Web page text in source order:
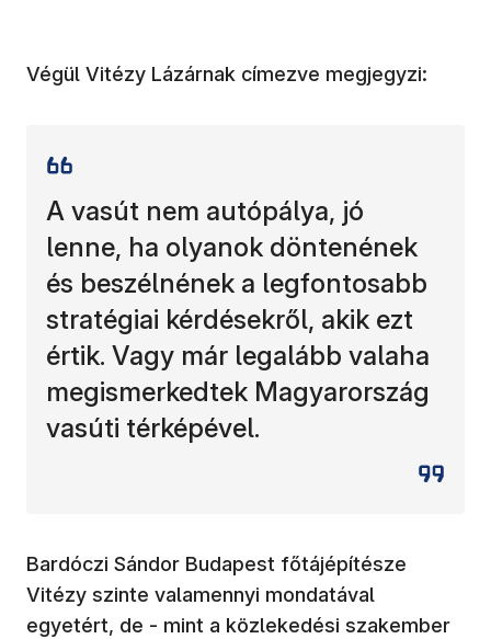
Végül Vitézy Lázárnak címezve megjegyzi:
A vasút nem autópálya, jó
lenne, ha olyanok döntenének
és beszélnének a legfontosabb
stratégiai kérdésekről, akik ezt
értik. Vagy már legalább valaha
megismerkedtek Magyarország
vasúti térképével.
Bardóczi Sándor Budapest főtájépítésze
Vitézy szinte valamennyi mondatával
egyetért, de - mint a közlekedési szakember